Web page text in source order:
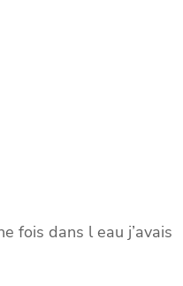
fois dans l eau j’avais